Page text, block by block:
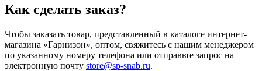
Как сделать заказ?
Чтобы заказать товар, представленный в каталоге интернет-
магазина «Гарнизон», оптом, свяжитесь с нашим менеджером
по указанному номеру телефона или отправьте запрос на
электронную почту store@sp-snab.ru.